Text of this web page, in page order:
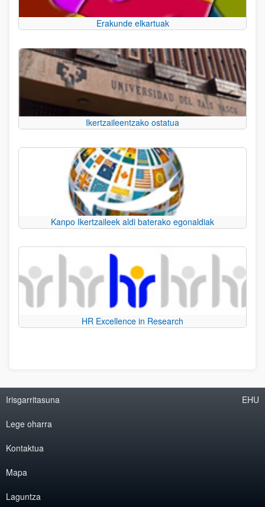
Erakunde elkartuak
Ikertzaileentzako ostatua
Kanpo Ikertzaileek aldi baterako egonaldiak
HR Excellence in Research
Irisgarritasuna
Lege oharra
Kontaktua
Mapa
Laguntza
EHU